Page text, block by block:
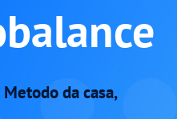
da casa,